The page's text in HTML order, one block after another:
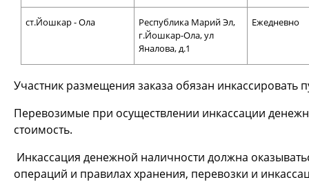
ст.Йошкар - Ола
Республика Марий Эл,
г.Йошкар-Ола, ул
Яналова, д.1
Ежедневно
Участник размещения заказа обязан инкассировать
Перевозимые при осуществлении инкассации
стоимость.
Инкассация денежной наличности должна
операций и правилах хранения, перевозки и